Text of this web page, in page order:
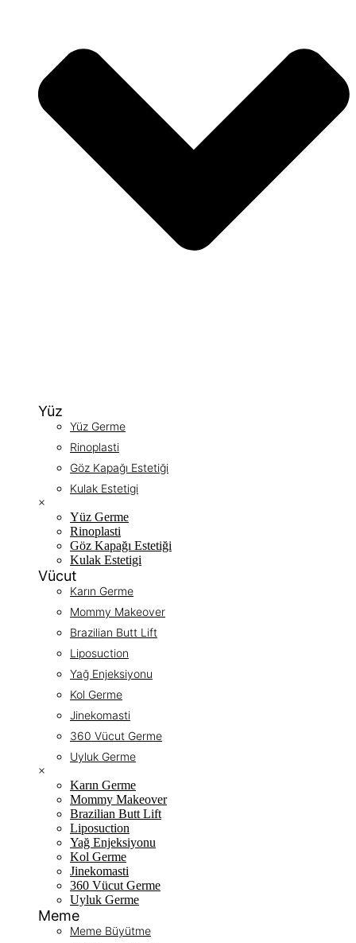
Yüz
Yüz Germe
Rinoplasti
Göz Kapağı Estetiği
Kulak Estetigi
×
Yüz Germe
Rinoplasti
Göz Kapağı Estetiği
Kulak Estetigi
Vücut
Karın Germe
Mommy Makeover
Brazilian Butt Lift
Liposuction
Yağ Enjeksiyonu
Kol Germe
Jinekomasti
360 Vücut Germe
Uyluk Germe
×
Karın Germe
Mommy Makeover
Brazilian Butt Lift
Liposuction
Yağ Enjeksiyonu
Kol Germe
Jinekomasti
360 Vücut Germe
Uyluk Germe
Meme
Meme Büyütme